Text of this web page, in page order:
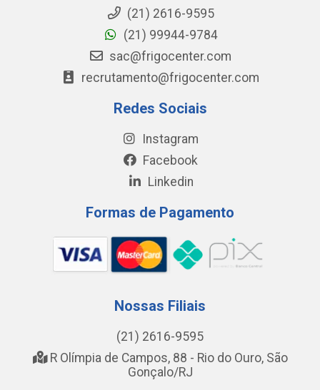
(21) 2616-9595
(21) 99944-9784
sac@frigocenter.com
recrutamento@frigocenter.com
Redes Sociais
Instagram
Facebook
Linkedin
Formas de Pagamento
Nossas Filiais
(21) 2616-9595
R Olímpia de Campos, 88 - Rio do Ouro, São
Gonçalo/RJ